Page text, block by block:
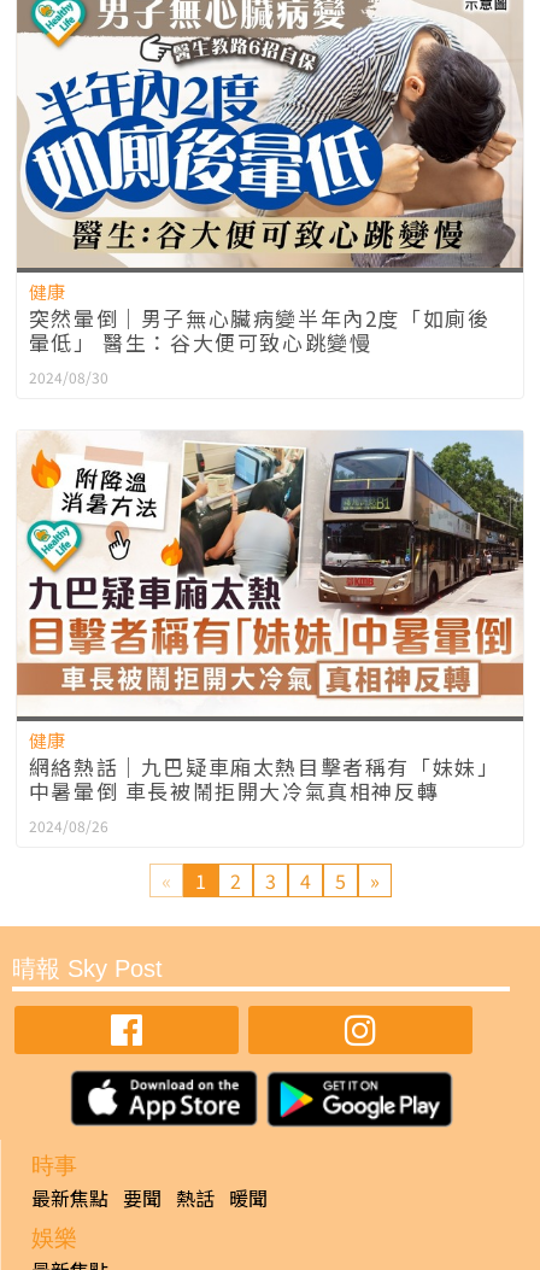
健康
突然暈倒｜男子無心臟病變半年內2度「如廁後
暈低」 醫生：谷大便可致心跳變慢
2024/08/30
健康
網絡熱話｜九巴疑車廂太熱目擊者稱有「妹妹」
中暑暈倒 車長被鬧拒開大冷氣真相神反轉
2024/08/26
« 1 2 3 4 5 »
晴報 Sky Post
時事
最新焦點 要聞 熱話 暖聞
娛樂